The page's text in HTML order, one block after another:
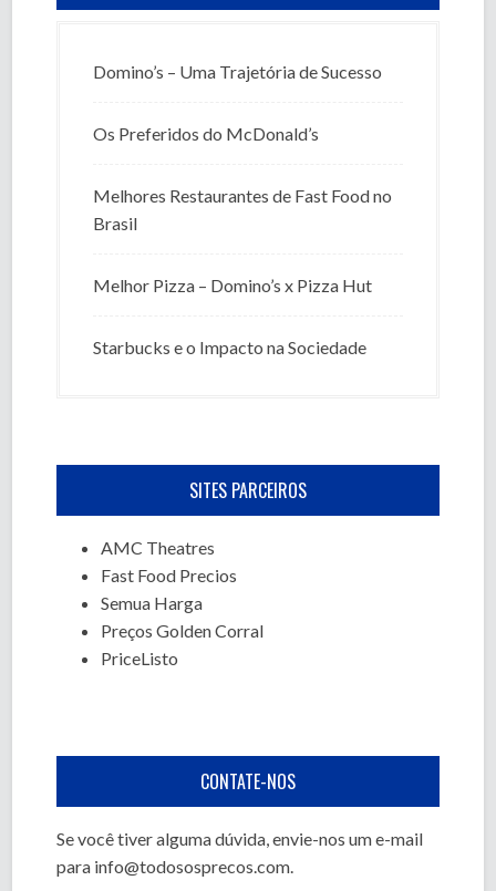
Domino’s – Uma Trajetória de Sucesso
Os Preferidos do McDonald’s
Melhores Restaurantes de Fast Food no
Brasil
Melhor Pizza – Domino’s x Pizza Hut
Starbucks e o Impacto na Sociedade
SITES PARCEIROS
AMC Theatres
Fast Food Precios
Semua Harga
Preços Golden Corral
PriceListo
CONTATE-NOS
Se você tiver alguma dúvida, envie-nos um e-mail
para info@todososprecos.com.